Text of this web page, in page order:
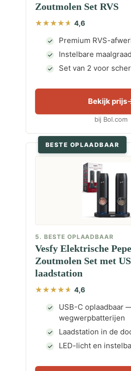
Zoutmolen Set RVS
4,6
Premium RVS-
Instelbare maalgraad
Set van 2 voor
Bekijk prijs
bij Bol.com
BESTE OPLAADBAAR
5. BESTE OPLAADBAAR
Vesfy Elektrische
Zoutmolen Set met
laadstation
4,6
USB-C oplaadbaar
wegwerpbatterijen
Laadstation in de
LED-licht en